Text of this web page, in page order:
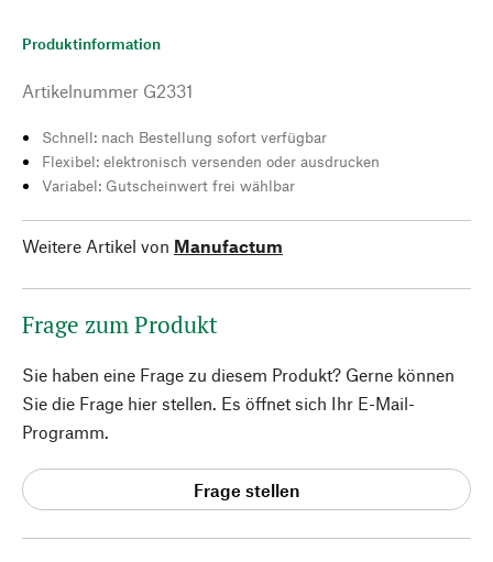
Produktinformation
Artikelnummer G2331
Schnell: nach Bestellung sofort verfügbar
Flexibel: elektronisch versenden oder ausdrucken
Variabel: Gutscheinwert frei wählbar
Weitere Artikel von Manufactum
Frage zum Produkt
Sie haben eine Frage zu diesem Produkt? Gerne können
Sie die Frage hier stellen. Es öffnet sich Ihr E-Mail-
Programm.
Frage stellen